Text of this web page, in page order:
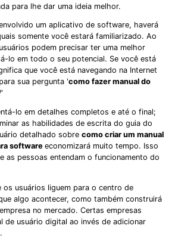
para lhe dar uma ideia melhor.
um aplicativo de software, haverá
somente você estará familiarizado. Ao
podem precisar ter uma melhor
lo em todo o seu potencial. Se você está
que você está navegando na Internet
sua pergunta 'como fazer manual do
lo em detalhes completos e até o final;
as habilidades de escrita do guia do
detalhado sobre como criar um manual
software economizará muito tempo. Isso
as pessoas entendam o funcionamento do
os usuários liguem para o centro de
algo acontecer, como também construirá
no mercado. Certas empresas
de usuário digital ao invés de adicionar